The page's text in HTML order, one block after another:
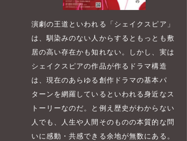
演劇の王道といわれる「シェイクスピア」
は、馴染みのない人からするともっとも敷
居の高い存在かも知れない。しかし、実は
シェイクスピアの作品が作るドラマ構造
は、現在のあらゆる創作ドラマの基本パ
ターンを網羅しているといわれる身近なス
トーリーなのだ。と例え歴史がわからない
人でも、人生や人間そのものの本質的な問
いに感動・共感できる余地が無数にある。